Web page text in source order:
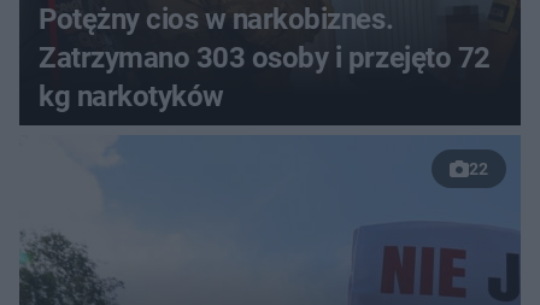
Potężny cios w narkobiznes.
Zatrzymano 303 osoby i przejęto 72
kg narkotyków
22